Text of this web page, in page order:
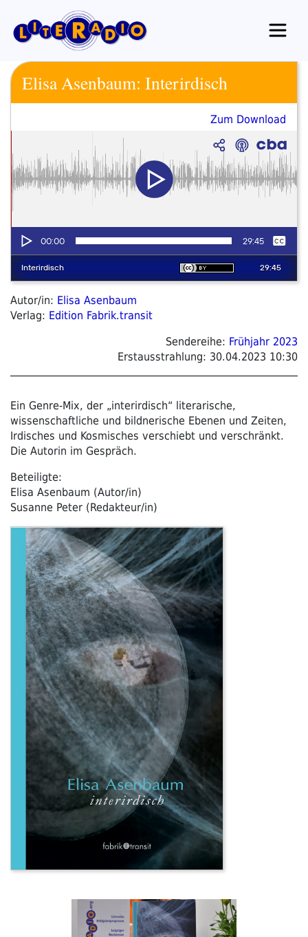
Inhalt
springen
Elisa Asenbaum: Interirdisch
Zum Download
Autor/in: Elisa Asenbaum
Verlag: Edition Fabrik.transit
Sendereihe: Frühjahr 2023
Erstausstrahlung: 30.04.2023 10:30
Ein Genre-Mix, der „interirdisch“ literarische,
wissenschaftliche und bildnerische Ebenen und Zeiten,
Irdisches und Kosmisches verschiebt und verschränkt.
Die Autorin im Gespräch.
Beteiligte:
Elisa Asenbaum (Autor/in)
Susanne Peter (Redakteur/in)